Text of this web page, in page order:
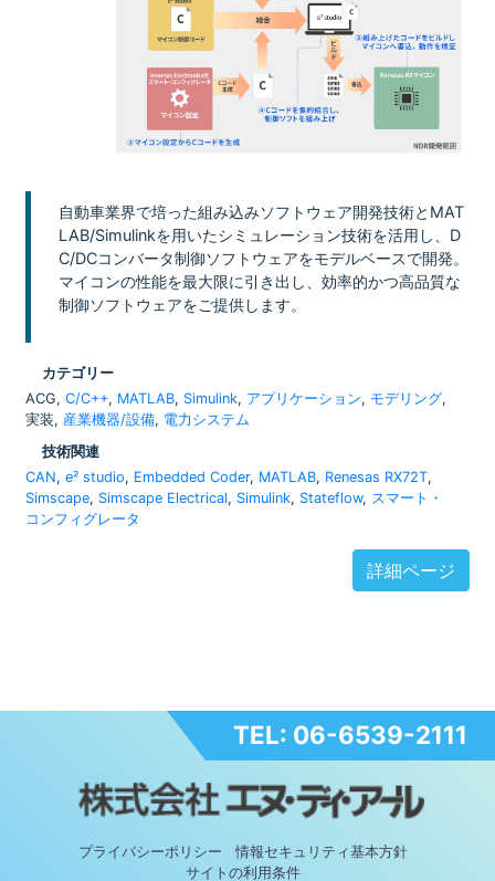
自動車業界で培った組み込みソフトウェア開発技術とMAT
LAB/Simulinkを用いたシミュレーション技術を活用し、D
C/DCコンバータ制御ソフトウェアをモデルベースで開発。
マイコンの性能を最大限に引き出し、効率的かつ高品質な
制御ソフトウェアをご提供します。
カテゴリー
ACG, C/C++, MATLAB, Simulink, アプリケーション, モデリング,
実装, 産業機器/設備, 電力システム
技術関連
CAN, e² studio, Embedded Coder, MATLAB, Renesas RX72T,
Simscape, Simscape Electrical, Simulink, Stateflow, スマート・
コンフィグレータ
詳細ページ
TEL: 06-6539-2111
プライバシーポリシー
情報セキュリティ基本方針
サイトの利用条件